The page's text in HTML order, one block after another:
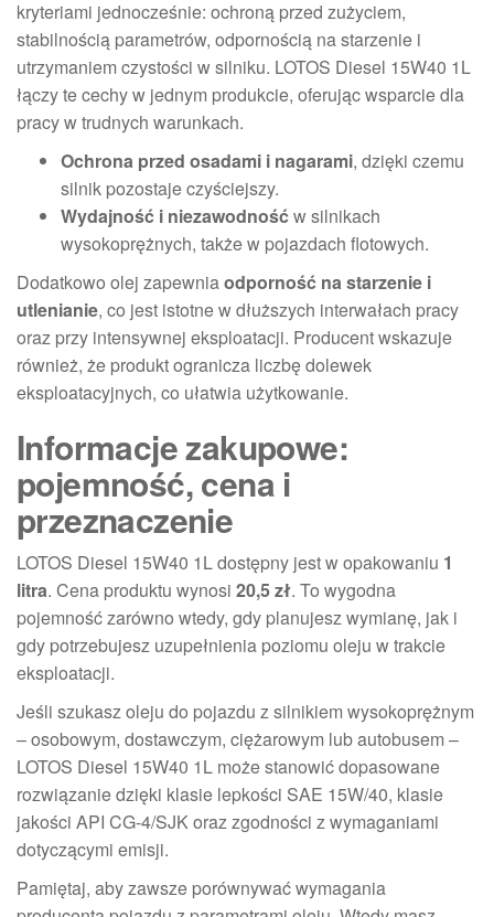
kryteriami jednocześnie: ochroną przed zużyciem,
stabilnością parametrów, odpornością na starzenie i
utrzymaniem czystości w silniku. LOTOS Diesel 15W40 1L
łączy te cechy w jednym produkcie, oferując wsparcie dla
pracy w trudnych warunkach.
Ochrona przed osadami i nagarami, dzięki czemu
silnik pozostaje czyściejszy.
Wydajność i niezawodność w silnikach
wysokoprężnych, także w pojazdach flotowych.
Dodatkowo olej zapewniaodporność na starzenie i
utlenianie, co jest istotne w dłuższych interwałach pracy
oraz przy intensywnej eksploatacji. Producent wskazuje
również, że produkt ogranicza liczbę dolewek
eksploatacyjnych, co ułatwia użytkowanie.
Informacje zakupowe:
pojemność, cena i
przeznaczenie
LOTOS Diesel 15W40 1L dostępny jest w opakowaniu 1
litra. Cena produktu wynosi 20,5 zł. To wygodna
pojemność zarówno wtedy, gdy planujesz wymianę, jak i
gdy potrzebujesz uzupełnienia poziomu oleju w trakcie
eksploatacji.
Jeśli szukasz oleju do pojazdu z silnikiem wysokoprężnym
– osobowym, dostawczym, ciężarowym lub autobusem –
LOTOS Diesel 15W40 1L może stanowić dopasowane
rozwiązanie dzięki klasie lepkości SAE 15W/40, klasie
jakości API CG-4/SJK oraz zgodności z wymaganiami
dotyczącymi emisji.
Pamiętaj, aby zawsze porównywać wymagania